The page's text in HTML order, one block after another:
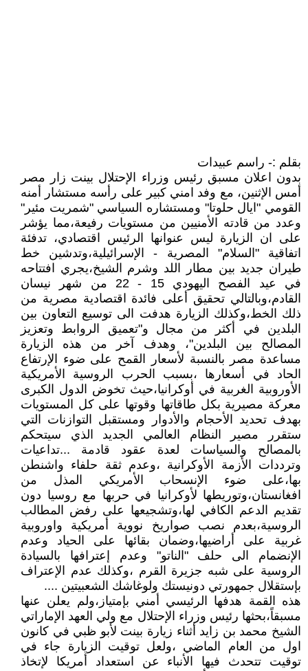
بقلم :- راسم عبيدات
بدون اعلان مسبق رئيس وزراء الإحتلال بينت زار مصر
أمس الإثنين، مع وفد امني كبير على رأسه مستشار أمنه
القومي "ايال حلوتا" ومستشاره السياسي "شمريت مئير"
وعدد من قادته الأمنيين من مستويات رفيعة،مما يؤشر
على ان الزيارة ليس عنوانها الرئيس اقتصادي، تدفئة
اتفاقية "السلام" المصرية - الإسرائيلية،وتدشين خط
طيران جديد بين مطار اللد وشرم الشيخ،يجري افتتاحه
في عيد الفصح اليهودي 15 - 22 من شهر نيسان
القادم،وبالتالي تحقيق أعلى فائدة اقتصادية مصرية من
ذلك الخط،وكذلك الزيارة هدفت الى توسيع التعاون بين
البلدين في أكثر من مجال و"تعميق الروابط وتعزيز
المصالح بين البلدين"، وهدف آخر من هذه الزيارة
مساعدة مصر بالنسبة لأسعار القمح على ضوء الإرتفاع
الحاد في أسعارها ،بسبب الحرب الروسية الأمريكية
الأوروبية الغربية في أوكرانيا،حيث تخوض الدول الكبرى
معركة مصيرية بكل طاقاتها وقوتها على كل المستويات
بهدف تحديد الأحجام والأدوار ومستقبل التوازنات التي
ستقرر مصير النظام العالمي الجديد الذي سيتحكم
بالمصالح والسياسات لعدة عقود قادمة ...تداعيات
وترددات الأزمة الأوكرانية ،وعدم ثقة حلفاء واشنطن
بها،على ضوء الإنسحاب الأمريكي المذل من
افغانستان،وتوريطها لأوكرانيا في حربها مع روسيا دون
تقديم الدعم الكافي لها،وتشجيعها على رفض المطالب
الروسية،بعدم نصب صواريخ نووية أمريكية واوروبية
غربية على أراضيها،وضمان بقائها على الحياد وعدم
الإنضمام الى حلف "الناتو" وعدم إعترافها بالسيادة
الروسية على شبه جزيرة القرم ،وكذلك عدم الإعتراف
بإستقلال جمهورتي دونيستك ولوغاشك الشعبيتين ....
هذه القمة هدفها الرئيسي أمني بإمتياز،ولم يعلن عنها
مسبقاً،بحثها رئيس وزراء الإحتلال مع ولي العهد الإماراتي
الشيخ محمد بن زايد أثناء زيارة بينت لأبو ظبي في كانون
اول من العام الماضي ،ولعل توقيت الزيارة جاء في
توقيت تتحدث فيها الأنباء عن استعداد أمريكا لإتخاذ